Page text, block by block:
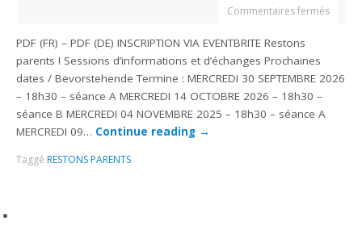
Commentaires fermés
PDF (FR) – PDF (DE) INSCRIPTION VIA EVENTBRITE Restons
parents ! Sessions d’informations et d’échanges Prochaines
dates / Bevorstehende Termine : MERCREDI 30 SEPTEMBRE 2026
– 18h30 – séance A MERCREDI 14 OCTOBRE 2026 – 18h30 –
séance B MERCREDI 04 NOVEMBRE 2025 – 18h30 – séance A
MERCREDI 09… Continue reading →
Taggé RESTONS PARENTS